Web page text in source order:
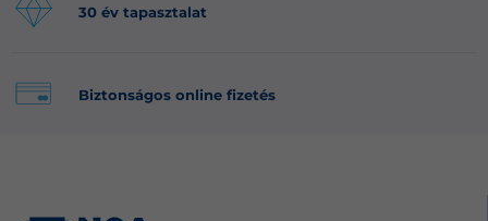
30 év tapasztalat
Biztonságos online fizetés